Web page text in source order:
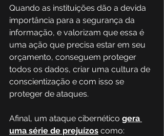
Quando as instituições dão a devida
importância para a segurança da
informação, e valorizam que essa é
uma ação que precisa estar em seu
orçamento, conseguem proteger
todos os dados, criar uma cultura de
conscientização e com isso se
proteger de ataques.
Afinal, um ataque cibernético gera
uma série de prejuízos como: